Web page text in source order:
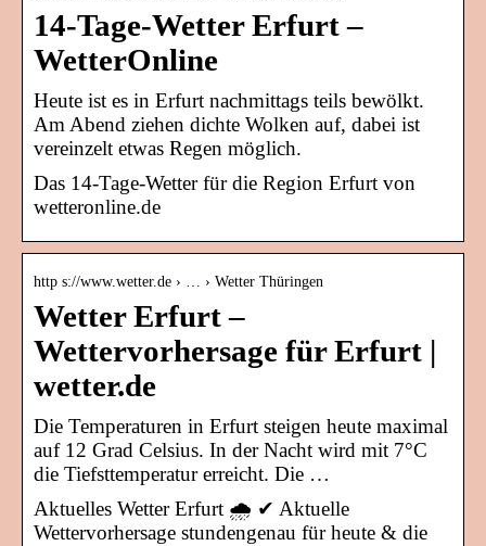
14-Tage-Wetter Erfurt –
WetterOnline
Heute ist es in Erfurt nachmittags teils bewölkt.
Am Abend ziehen dichte Wolken auf, dabei ist
vereinzelt etwas Regen möglich.
Das 14-Tage-Wetter für die Region Erfurt von
wetteronline.de
http s://www.wetter.de › … › Wetter Thüringen
Wetter Erfurt –
Wettervorhersage für Erfurt |
wetter.de
Die Temperaturen in Erfurt steigen heute maximal
auf 12 Grad Celsius. In der Nacht wird mit 7°C
die Tiefsttemperatur erreicht. Die …
Aktuelles Wetter Erfurt 🌧️ ✔ Aktuelle
Wettervorhersage stundengenau für heute & die